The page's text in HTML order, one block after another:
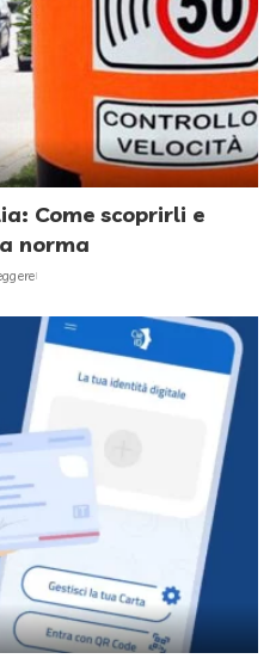
Come scoprirli e
norma